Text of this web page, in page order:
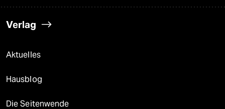
Verlag
Aktuelles
Hausblog
Die Seitenwende